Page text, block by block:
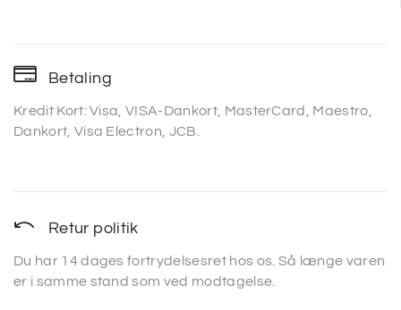
Betaling
Kredit Kort: Visa, VISA-Dankort, MasterCard, Maestro,
Dankort, Visa Electron, JCB.
Retur politik
Du har 14 dages fortrydelsesret hos os. Så længe varen
er i samme stand som ved modtagelse.